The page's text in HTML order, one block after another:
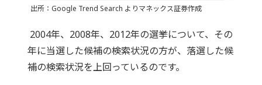
出所：Google Trend Search よりマネックス証券作成
2004年、2008年、2012年の選挙について、その
年に当選した候補の検索状況の方が、落選した候
補の検索状況を上回っているのです。